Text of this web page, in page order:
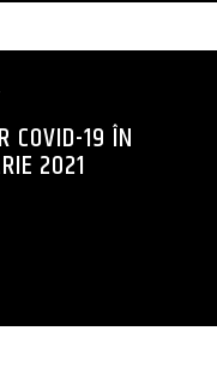
COVID-19 ÎN
2021